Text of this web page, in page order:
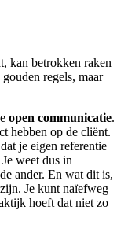
kan betrokken raken
regels, maar
open communicatie.
hebben op de cliënt.
je eigen referentie
weet dus in
ander. En wat dit is,
Je kunt naïefweg
hoeft dat niet zo